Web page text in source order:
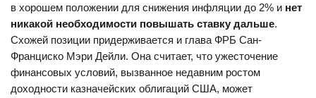
в хорошем положении для снижения инфляции до 2% и нет
никакой необходимости повышать ставку дальше.
Схожей позиции придерживается и глава ФРБ Сан-
Франциско Мэри Дейли. Она считает, что ужесточение
финансовых условий, вызванное недавним ростом
доходности казначейских облигаций США, может